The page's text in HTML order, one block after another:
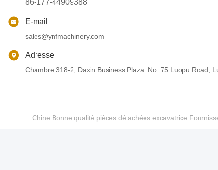
86-177-44909388
E-mail
sales@ynfmachinery.com
Adresse
Chambre 318-2, Daxin Business Plaza, No. 75 Luopu Road,
Chine Bonne qualité pièces détachées excavatrice